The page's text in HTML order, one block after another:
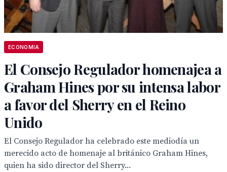
ECONOMIA
El Consejo Regulador homenajea a
Graham Hines por su intensa labor
a favor del Sherry en el Reino
Unido
El Consejo Regulador ha celebrado este mediodía un
merecido acto de homenaje al británico Graham Hines,
quien ha sido director del Sherry...